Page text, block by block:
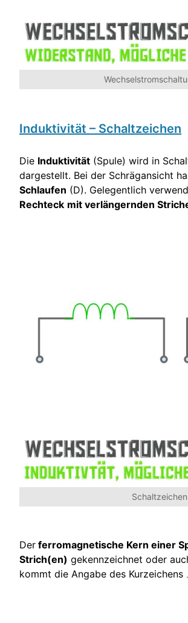
Induktivität – Schaltzeichen
Die Induktivität (Spule) wird in
dargestellt. Bei der Schrägansicht
Schlaufen (D). Gelegentlich
Rechteck mit verlängernden
Der ferromagnetische Kern einer
Strich(en) gekennzeichnet oder
kommt die Angabe des Kurzeichens